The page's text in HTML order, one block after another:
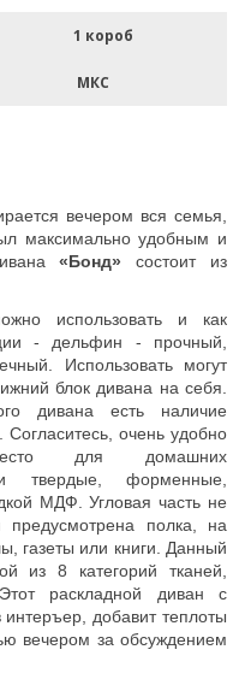
1 короб
МКС
вечером вся семья,
максимально удобным и
«Бонд» состоит из
использовать и как
- дельфин - прочный,
Использовать могут
блок дивана на себя.
дивана есть наличие
Согласитесь, очень удобно
для домашних
твердые, форменные,
МДФ. Угловая часть не
полка, на
газеты или книги. Данный
из 8 категорий тканей,
раскладной диван с
добавит теплоты
вечером за обсуждением